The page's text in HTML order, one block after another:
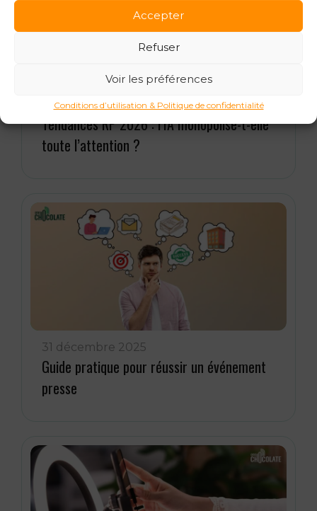
Accepter
Refuser
Voir les préférences
Conditions d’utilisation & Politique de confidentialité
15 janvier 2026
Tendances RP 2026 : l’IA monopolise-t-elle
toute l’attention ?
31 décembre 2025
Guide pratique pour réussir un événement
presse